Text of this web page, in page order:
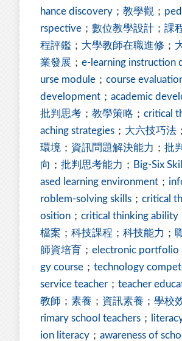
hance discovery ； 教學觀 ；
rspective ； 數位教學設計 ； 課
程評鑑 ； 大學教師在職進修 ；
業發展 ； e-learning instruction
urse module ； course
development ； academic
批判思考 ； 教學策略 ； critical
aching strategies ； 大六技巧法 ；
環境 ； 資訊問題解決能力 ； 批
向 ； 批判思考能力 ； Big-Six
ased learning environment ；
roblem-solving skills ； critical
osition ； critical thinking ability
檔案 ； 科技課程 ； 科技能力 ；
師資培育 ； electronic portfolio
gy course ； technology
service teacher ； teacher
教師 ； 素養 ； 資訊素養 ； 學校
rimary school teachers ；
ion literacy ； awareness of